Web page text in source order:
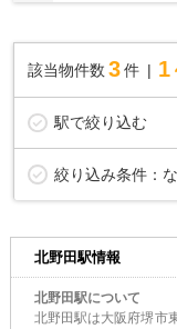
該当物件数 3件 1
駅で絞り込む
絞り込み条件：
北野田駅情報
北野田駅について
北野田駅は大阪府堺市